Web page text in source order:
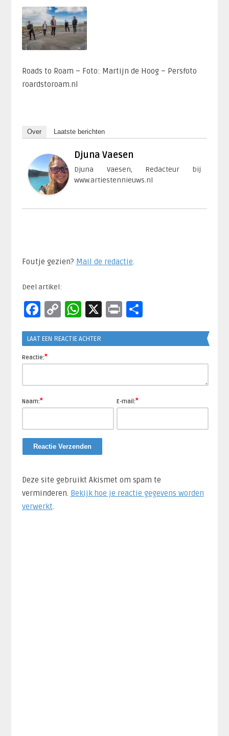
Roads to Roam – Foto: Martijn de Hoog – Persfoto
roardstoroam.nl
Over Laatste berichten
Djuna Vaesen
Djuna Vaesen, Redacteur bij
www.artiestennieuws.nl
Foutje gezien? Mail de redactie.​
Deel artikel:
Facebook
CopyWhatsApp
X PrintDelen
LAAT EEN REACTIE ACHTER
Reactie:*
Naam:* E-mail:*
Deze site gebruikt Akismet om spam te
verminderen. Bekijk hoe je reactie gegevens worden
verwerkt.